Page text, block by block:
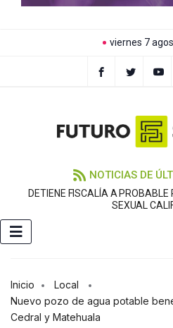
viernes 7
NOTICIAS DE
DETIENE FISCALÍA A
SEXUAL
Inicio
Local
Nuevo pozo de agua potable
Cedral y Matehuala